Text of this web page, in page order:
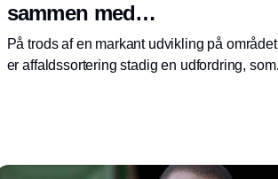
sammen med
affaldssorterings app'en
Bower
På trods af en markant udvikling på området
er affaldssortering stadig en udfordring, som
sammen med den svenske affaldssorterings